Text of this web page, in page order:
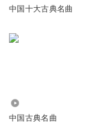
中国十大古典名曲
中国古典名曲